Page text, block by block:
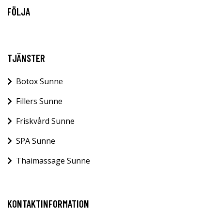
FÖLJA
TJÄNSTER
Botox Sunne
Fillers Sunne
Friskvård Sunne
SPA Sunne
Thaimassage Sunne
KONTAKTINFORMATION